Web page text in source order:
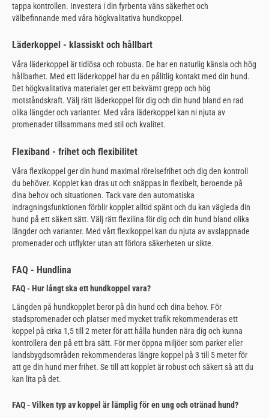
tappa kontrollen. Investera i din fyrbenta väns säkerhet och
välbefinnande med våra högkvalitativa hundkoppel.
Läderkoppel - klassiskt och hållbart
Våra läderkoppel är tidlösa och robusta. De har en naturlig känsla och hög
hållbarhet. Med ett läderkoppel har du en pålitlig kontakt med din hund.
Det högkvalitativa materialet ger ett bekvämt grepp och hög
motståndskraft. Välj rätt läderkoppel för dig och din hund bland en rad
olika längder och varianter. Med våra läderkoppel kan ni njuta av
promenader tillsammans med stil och kvalitet.
Flexiband - frihet och flexibilitet
Våra flexikoppel ger din hund maximal rörelsefrihet och dig den kontroll
du behöver. Kopplet kan dras ut och snäppas in flexibelt, beroende på
dina behov och situationen. Tack vare den automatiska
indragningsfunktionen förblir kopplet alltid spänt och du kan vägleda din
hund på ett säkert sätt. Välj rätt flexilina för dig och din hund bland olika
längder och varianter. Med vårt flexikoppel kan du njuta av avslappnade
promenader och utflykter utan att förlora säkerheten ur sikte.
FAQ - Hundlina
FAQ - Hur långt ska ett hundkoppel vara?
Längden på hundkopplet beror på din hund och dina behov. För
stadspromenader och platser med mycket trafik rekommenderas ett
koppel på cirka 1,5 till 2 meter för att hålla hunden nära dig och kunna
kontrollera den på ett bra sätt. För mer öppna miljöer som parker eller
landsbygdsområden rekommenderas längre koppel på 3 till 5 meter för
att ge din hund mer frihet. Se till att kopplet är robust och säkert så att du
kan lita på det.
FAQ - Vilken typ av koppel är lämplig för en ung och otränad hund?